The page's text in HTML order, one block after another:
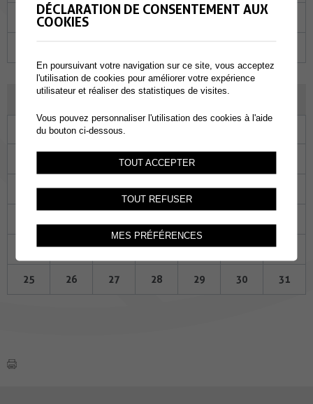
21 22 23 24 25
MAI 2026
Ma Me
29 30 01
05 06 07 08 09
19 20 21 22 23
25 26 27 28 29 30 31
DÉCLARATION DE CONSENTEMENT AUX
COOKIES
En poursuivant votre navigation sur ce site, vous acceptez
l'utilisation de cookies pour améliorer votre expérience
utilisateur et réaliser des statistiques de visites.
Vous pouvez personnaliser l'utilisation des cookies à l'aide
du bouton ci-dessous.
TOUT ACCEPTER
TOUT REFUSER
MES PRÉFÉRENCES